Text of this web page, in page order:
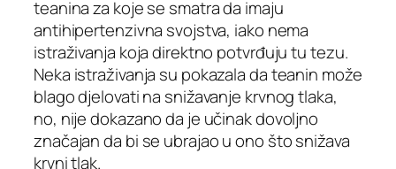
teanina za koje se smatra da imaju
antihipertenzivna svojstva, iako nema
istraživanja koja direktno potvrđuju tu tezu.
Neka istraživanja su pokazala da teanin može
blago djelovati na snižavanje krvnog tlaka,
no, nije dokazano da je učinak dovoljno
značajan da bi se ubrajao u ono što snižava
krvni tlak.